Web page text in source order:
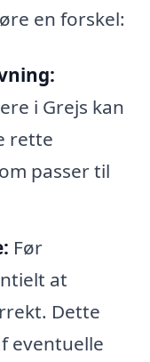
en forskel:
i Grejs kan
rette
passer til
Før
at
Dette
eventuelle